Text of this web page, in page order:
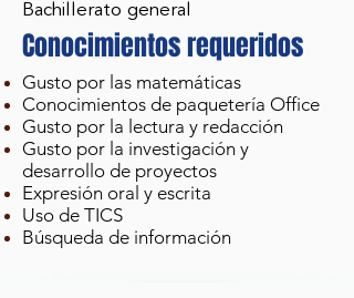
Bachillerato general
Conocimientos requeridos
Gusto por las matemáticas
Conocimientos de paquetería Office
Gusto por la lectura y redacción
Gusto por la investigación y
desarrollo de proyectos
Expresión oral y escrita
Uso de TICS
Búsqueda de información